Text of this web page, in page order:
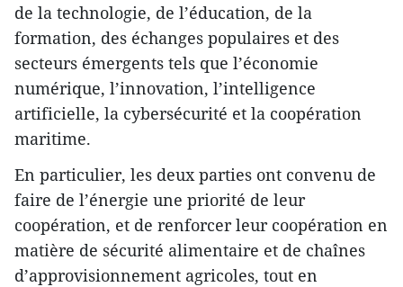
de la technologie, de l’éducation, de la
formation, des échanges populaires et des
secteurs émergents tels que l’économie
numérique, l’innovation, l’intelligence
artificielle, la cybersécurité et la coopération
maritime.
En particulier, les deux parties ont convenu de
faire de l’énergie une priorité de leur
coopération, et de renforcer leur coopération en
matière de sécurité alimentaire et de chaînes
d’approvisionnement agricoles, tout en